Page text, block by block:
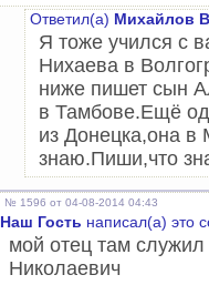
Ответил(а) Михайлов
Я тоже учился с
Нихаева в
ниже пишет сын
в Тамбове.Ещё
из Донецка,она в
знаю.Пиши,что
№ 1596 от 04-08-2014 04:43
Наш Гость написал(а) это
мой отец там
Николаевич